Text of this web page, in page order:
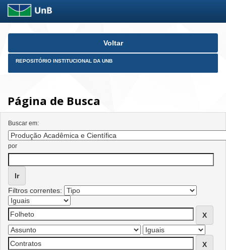
Skip
Voltar
REPOSITÓRIO INSTITUCIONAL DA UNB
Página de Busca
Buscar em:
por
Filtros correntes: